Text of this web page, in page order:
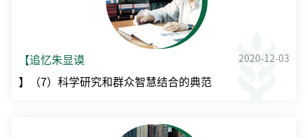
2020-12-03
【追忆朱显谟
】（7）科学研究和群众智慧结合的典范